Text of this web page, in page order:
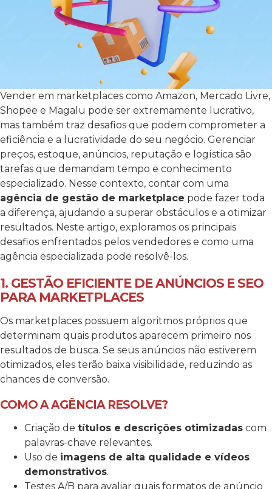
Vender em marketplaces como Amazon, Mercado Livre,
Shopee e Magalu pode ser extremamente lucrativo,
mas também traz desafios que podem comprometer a
eficiência e a lucratividade do seu negócio. Gerenciar
preços, estoque, anúncios, reputação e logística são
tarefas que demandam tempo e conhecimento
especializado. Nesse contexto, contar com uma
agência de gestão de marketplace pode fazer toda
a diferença, ajudando a superar obstáculos e a otimizar
resultados. Neste artigo, exploramos os principais
desafios enfrentados pelos vendedores e como uma
agência especializada pode resolvê-los.
1. GESTÃO EFICIENTE DE ANÚNCIOS E SEO
PARA MARKETPLACES
Os marketplaces possuem algoritmos próprios que
determinam quais produtos aparecem primeiro nos
resultados de busca. Se seus anúncios não estiverem
otimizados, eles terão baixa visibilidade, reduzindo as
chances de conversão.
COMO A AGÊNCIA RESOLVE?
Criação de títulos e descrições otimizadas com
palavras-chave relevantes.
Uso de imagens de alta qualidade e vídeos
demonstrativos.
Testes A/B para avaliar quais formatos de anúncio